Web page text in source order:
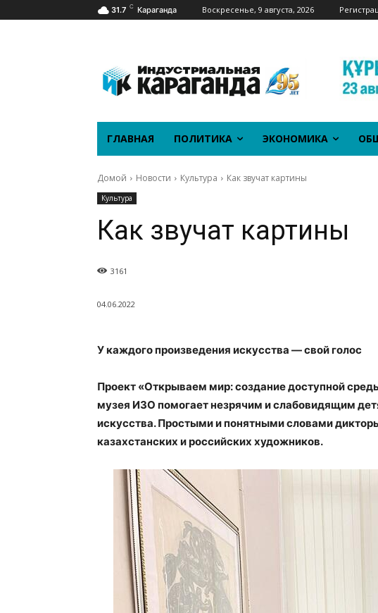
31.7 C Караганда Воскресенье, 9 августа, 2026
ГЛАВНАЯ ПОЛИТИКА ЭКОНОМИКА
Домой Новости Культура Как звучат картины
Культура
Как звучат картины
3161
04.06.2022
У каждого произведения искусства — свой голос
Проект «Открываем мир: создание доступной
музея ИЗО помогает незрячим и слабовидящим
искусства. Простыми и понятными словами
казахстанских и российских художников.